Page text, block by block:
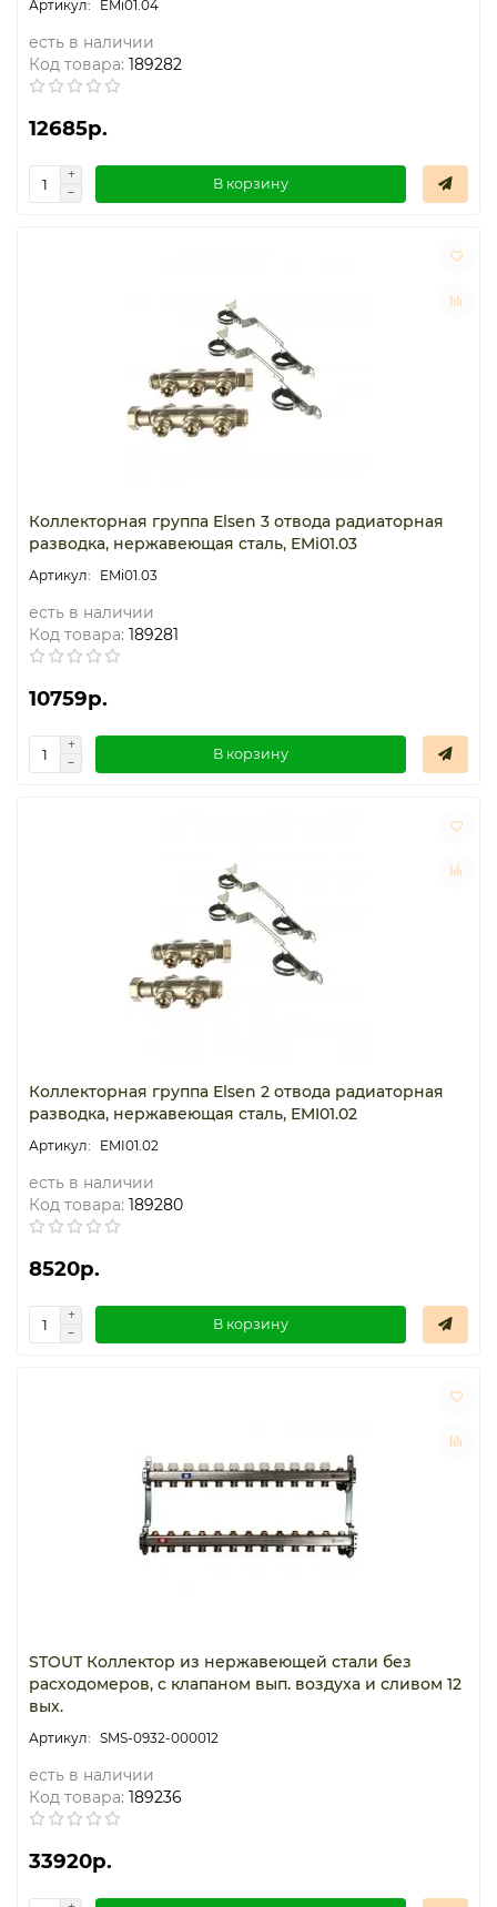
EMi01.04
есть в наличии
Код товара: 189282
12685р.
В корзину
Коллекторная группа Elsen 3 отвода радиаторная
разводка, нержавеющая сталь, EMi01.03
EMi01.03
есть в наличии
Код товара: 189281
10759р.
В корзину
Коллекторная группа Elsen 2 отвода радиаторная
разводка, нержавеющая сталь, EMI01.02
EMI01.02
есть в наличии
Код товара: 189280
8520р.
В корзину
STOUT Коллектор из нержавеющей стали без
расходомеров, с клапаном вып. воздуха и сливом 12
вых.
SMS-0932-000012
есть в наличии
Код товара: 189236
33920р.